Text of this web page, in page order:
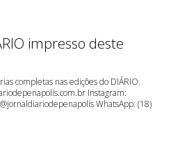
impresso deste
completas nas edições do DIÁRIO.
Instagram:
WhatsApp: (18)